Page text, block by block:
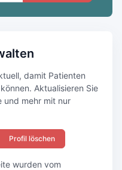
damit Patienten
Aktualisieren Sie
und mehr mit nur
Profil löschen
wurden vom